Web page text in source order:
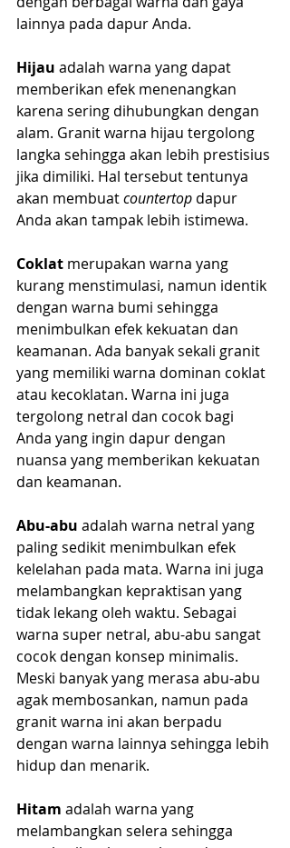
lainnya pada dapur Anda.
Hijau adalah warna yang dapat
memberikan efek menenangkan
karena sering dihubungkan dengan
alam. Granit warna hijau tergolong
langka sehingga akan lebih prestisius
jika dimiliki. Hal tersebut tentunya
akan membuat countertop dapur
Anda akan tampak lebih istimewa.
Coklat merupakan warna yang
kurang menstimulasi, namun identik
dengan warna bumi sehingga
menimbulkan efek kekuatan dan
keamanan. Ada banyak sekali granit
yang memiliki warna dominan coklat
atau kecoklatan. Warna ini juga
tergolong netral dan cocok bagi
Anda yang ingin dapur dengan
nuansa yang memberikan kekuatan
dan keamanan.
Abu-abu adalah warna netral yang
paling sedikit menimbulkan efek
kelelahan pada mata. Warna ini juga
melambangkan kepraktisan yang
tidak lekang oleh waktu. Sebagai
warna super netral, abu-abu sangat
cocok dengan konsep minimalis.
Meski banyak yang merasa abu-abu
agak membosankan, namun pada
granit warna ini akan berpadu
dengan warna lainnya sehingga lebih
hidup dan menarik.
Hitam adalah warna yang
melambangkan selera sehingga